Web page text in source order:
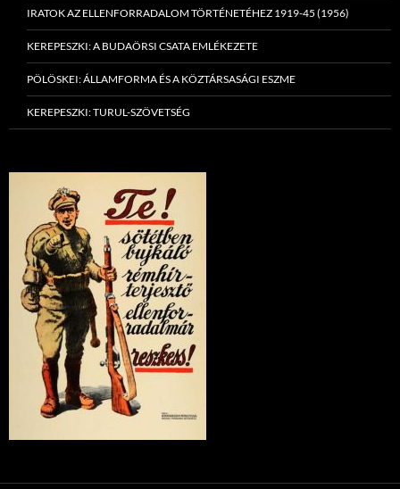
IRATOK AZ ELLENFORRADALOM TÖRTÉNETÉHEZ 1919-45 (1956)
KEREPESZKI: A BUDAÖRSI CSATA EMLÉKEZETE
PÖLÖSKEI: ÁLLAMFORMA ÉS A KÖZTÁRSASÁGI ESZME
KEREPESZKI: TURUL-SZÖVETSÉG